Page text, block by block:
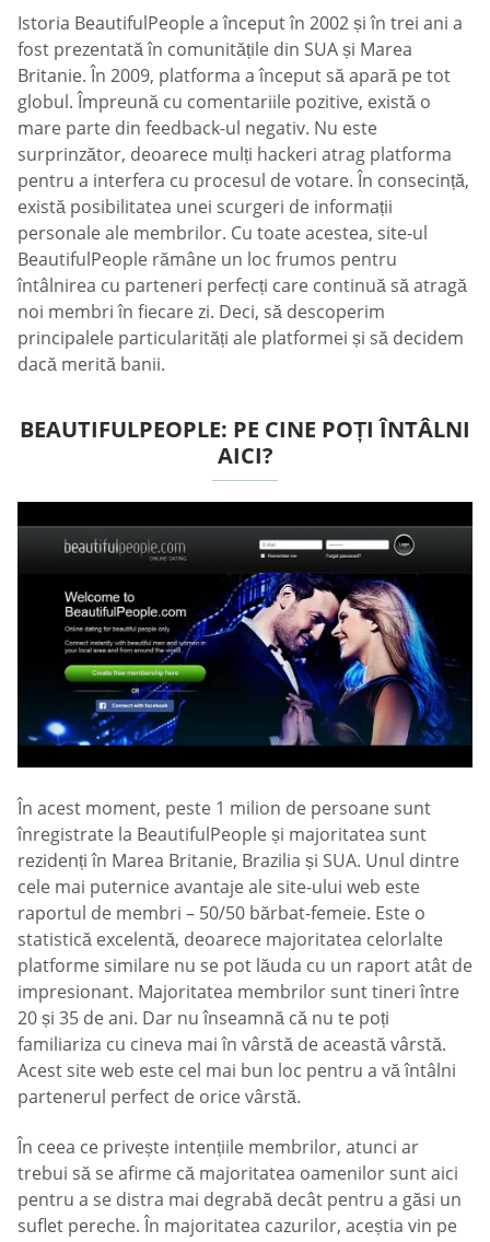
Istoria BeautifulPeople a început în 2002 și în trei ani a
fost prezentată în comunitățile din SUA și Marea
Britanie. În 2009, platforma a început să apară pe tot
globul. Împreună cu comentariile pozitive, există o
mare parte din feedback-ul negativ. Nu este
surprinzător, deoarece mulți hackeri atrag platforma
pentru a interfera cu procesul de votare. În consecință,
există posibilitatea unei scurgeri de informații
personale ale membrilor. Cu toate acestea, site-ul
BeautifulPeople rămâne un loc frumos pentru
întâlnirea cu parteneri perfecți care continuă să atragă
noi membri în fiecare zi. Deci, să descoperim
principalele particularități ale platformei și să decidem
dacă merită banii.
BEAUTIFULPEOPLE: PE CINE POȚI ÎNTÂLNI
AICI?
În acest moment, peste 1 milion de persoane sunt
înregistrate la BeautifulPeople și majoritatea sunt
rezidenți în Marea Britanie, Brazilia și SUA. Unul dintre
cele mai puternice avantaje ale site-ului web este
raportul de membri – 50/50 bărbat-femeie. Este o
statistică excelentă, deoarece majoritatea celorlalte
platforme similare nu se pot lăuda cu un raport atât de
impresionant. Majoritatea membrilor sunt tineri între
20 și 35 de ani. Dar nu înseamnă că nu te poți
familiariza cu cineva mai în vârstă de această vârstă.
Acest site web este cel mai bun loc pentru a vă întâlni
partenerul perfect de orice vârstă.
În ceea ce privește intențiile membrilor, atunci ar
trebui să se afirme că majoritatea oamenilor sunt aici
pentru a se distra mai degrabă decât pentru a găsi un
suflet pereche. În majoritatea cazurilor, aceștia vin pe